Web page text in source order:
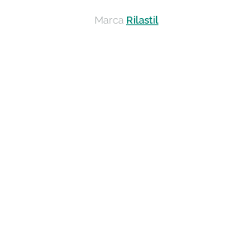
Marca Rilastil